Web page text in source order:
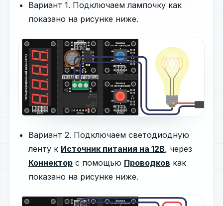
Вариант 1. Подключаем лампочку как
показано на рисунке ниже.
Вариант 2. Подключаем светодиодную
ленту к Источник питания на 12В, через
Коннектор с помощью Проводков как
показано на рисунке ниже.